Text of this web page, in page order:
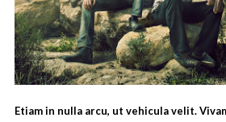
Etiam in nulla arcu, ut vehicula velit.